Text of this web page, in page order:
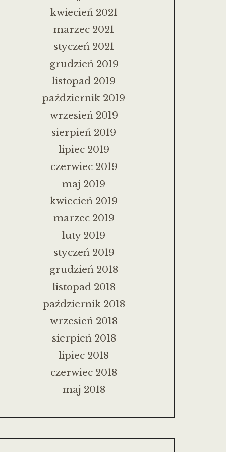
kwiecień 2021
marzec 2021
styczeń 2021
grudzień 2019
listopad 2019
październik 2019
wrzesień 2019
sierpień 2019
lipiec 2019
czerwiec 2019
maj 2019
kwiecień 2019
marzec 2019
luty 2019
styczeń 2019
grudzień 2018
listopad 2018
październik 2018
wrzesień 2018
sierpień 2018
lipiec 2018
czerwiec 2018
maj 2018